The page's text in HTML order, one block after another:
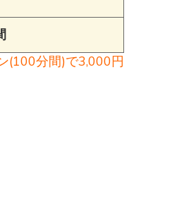
(100分間)で3,000円